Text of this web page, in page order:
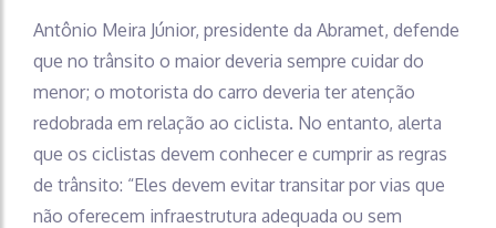
Antônio Meira Júnior, presidente da Abramet, defende
que no trânsito o maior deveria sempre cuidar do
menor; o motorista do carro deveria ter atenção
redobrada em relação ao ciclista. No entanto, alerta
que os ciclistas devem conhecer e cumprir as regras
de trânsito: “Eles devem evitar transitar por vias que
não oferecem infraestrutura adequada ou sem